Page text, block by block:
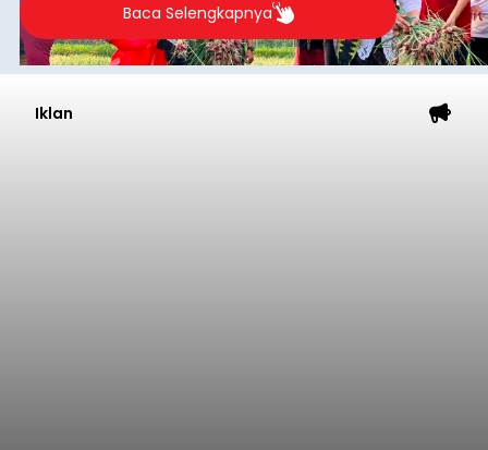
Baca Selengkapnya
Iklan